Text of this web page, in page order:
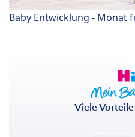
Baby Entwicklung - Monat
Viele